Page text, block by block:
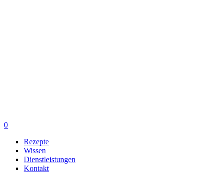
0
Rezepte
Wissen
Dienstleistungen
Kontakt